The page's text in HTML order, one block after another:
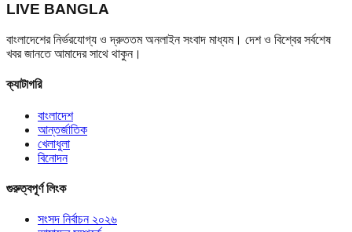
LIVE BANGLA
বাংলাদেশের নির্ভরযোগ্য ও দ্রুততম অনলাইন সংবাদ মাধ্যম। দেশ ও বিশ্বের সর্বশেষ
খবর জানতে আমাদের সাথে থাকুন।
ক্যাটাগরি
বাংলাদেশ
আন্তর্জাতিক
খেলাধুলা
বিনোদন
গুরুত্বপূর্ণ লিংক
সংসদ নির্বাচন ২০২৬